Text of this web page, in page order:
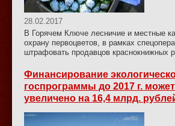
28.02.2017
В Горячем Ключе лесничие и местные
охрану первоцветов, в рамках
штрафовать продавцов краснокнижных
Финансирование
госпрограммы до 2017 г.
увеличено на 16,4 млрд.